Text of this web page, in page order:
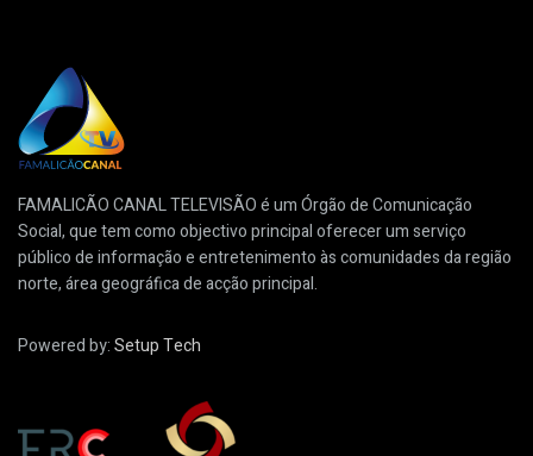
FAMALICÃO CANAL TELEVISÃO é um Órgão de Comunicação
Social, que tem como objectivo principal oferecer um serviço
público de informação e entretenimento às comunidades da região
norte, área geográfica de acção principal.
Powered by:Setup Tech